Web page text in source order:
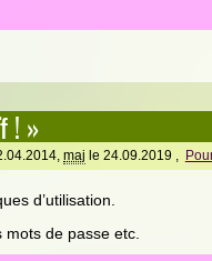
! »
maj le 24.09.2019 ,
d’utilisation.
de passe etc.